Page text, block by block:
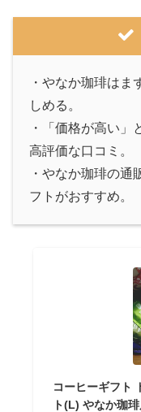
・やなか珈琲はま
しめる。
・「価格が高い」
高評価な口コミ。
・やなか珈琲の
フトがおすすめ。
コーヒーギフト
ト(L) やなか珈